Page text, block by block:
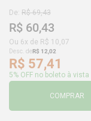
De: R$ 69,43
R$ 60,43
Ou 6x de R$ 10,07
Desc. deR$ 12,02
R$ 57,41
5% OFF no boleto à vista
COMPRAR